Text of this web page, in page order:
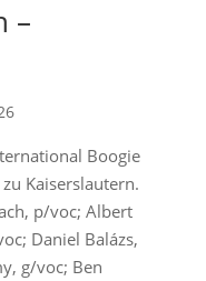
–
Boogie
Kaiserslautern.
p/voc; Albert
Daniel Balázs,
g/voc; Ben